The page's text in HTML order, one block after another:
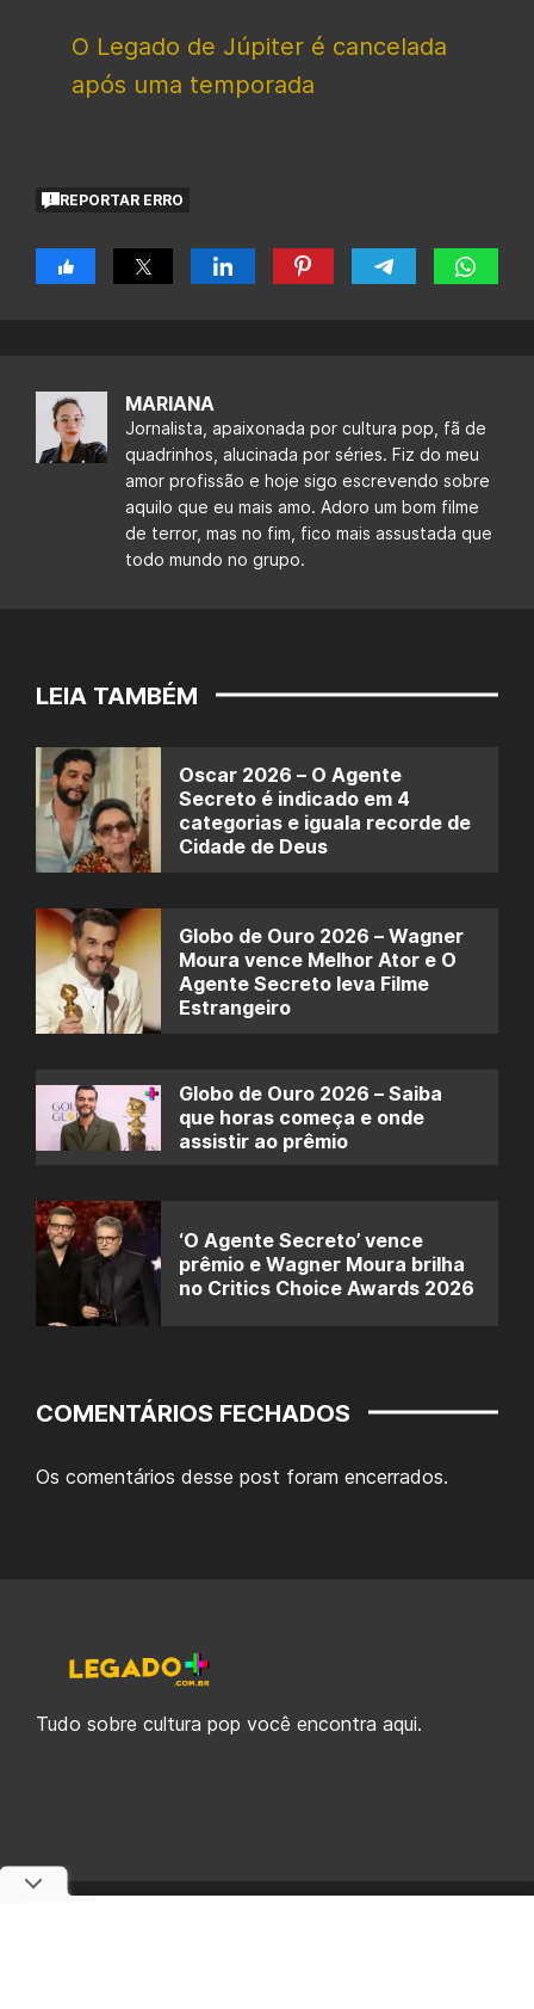
O Legado de Júpiter é cancelada
após uma temporada
REPORTAR ERRO
MARIANA
Jornalista, apaixonada por cultura pop, fã de
quadrinhos, alucinada por séries. Fiz do meu
amor profissão e hoje sigo escrevendo sobre
aquilo que eu mais amo. Adoro um bom filme
de terror, mas no fim, fico mais assustada que
todo mundo no grupo.
LEIA TAMBÉM
Oscar 2026 – O Agente
Secreto é indicado em 4
categorias e iguala recorde de
Cidade de Deus
Globo de Ouro 2026 – Wagner
Moura vence Melhor Ator e O
Agente Secreto leva Filme
Estrangeiro
Globo de Ouro 2026 – Saiba
que horas começa e onde
assistir ao prêmio
‘O Agente Secreto’ vence
prêmio e Wagner Moura brilha
no Critics Choice Awards 2026
COMENTÁRIOS FECHADOS
Os comentários desse post foram encerrados.
Tudo sobre cultura pop você encontra aqui.